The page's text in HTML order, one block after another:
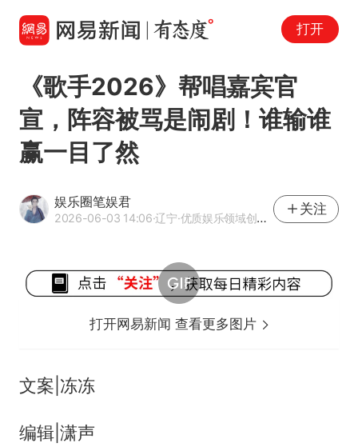
打开
《歌手2026》帮唱嘉宾官
宣，阵容被骂是闹剧！谁输谁
赢一目了然
娱乐圈笔娱君
2026-06-03 14:06·辽宁·优质娱乐领域创作者
关注
打开网易新闻 查看更多图片
文案|冻冻
编辑|潇声